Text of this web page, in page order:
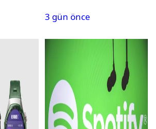
3 gün önce